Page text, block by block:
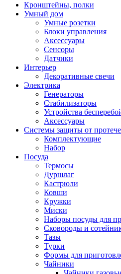
Кронштейны, полки
Умный дом
Умные розетки
Блоки управления
Аксессуары
Сенсоры
Датчики
Интерьер
Декоративные свечи
Электрика
Генераторы
Стабилизаторы
Устройства
Аксессуары
Системы защиты от
Комплектующие
Набор
Посуда
Термосы
Дуршлаг
Кастрюли
Ковши
Кружки
Миски
Наборы посуды для
Сковороды и
Тазы
Турки
Формы для
Чайники